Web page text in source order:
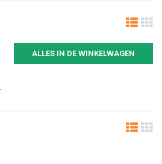
ALLES IN DE WINKELWAGEN